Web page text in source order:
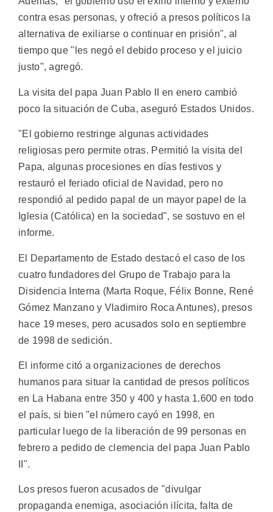
contra esas personas, y ofreció a presos políticos la
alternativa de exiliarse o continuar en prisión", al
tiempo que "les negó el debido proceso y el juicio
justo", agregó.
La visita del papa Juan Pablo II en enero cambió
poco la situación de Cuba, aseguró Estados Unidos.
"El gobierno restringe algunas actividades
religiosas pero permite otras. Permitió la visita del
Papa, algunas procesiones en días festivos y
restauró el feriado oficial de Navidad, pero no
respondió al pedido papal de un mayor papel de la
Iglesia (Católica) en la sociedad", se sostuvo en el
informe.
El Departamento de Estado destacó el caso de los
cuatro fundadores del Grupo de Trabajo para la
Disidencia Interna (Marta Roque, Félix Bonne, René
Gómez Manzano y Vladimiro Roca Antunes), presos
hace 19 meses, pero acusados solo en septiembre
de 1998 de sedición.
El informe citó a organizaciones de derechos
humanos para situar la cantidad de presos políticos
en La Habana entre 350 y 400 y hasta 1.600 en todo
el país, si bien "el número cayó en 1998, en
particular luego de la liberación de 99 personas en
febrero a pedido de clemencia del papa Juan Pablo
II".
Los presos fueron acusados de "divulgar
propaganda enemiga, asociación ilícita, falta de